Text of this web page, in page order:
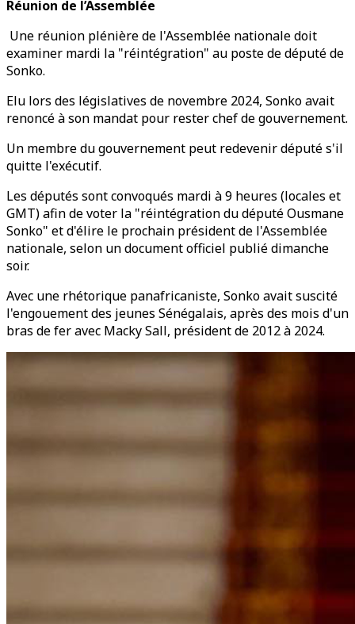
Réunion de l’Assemblée
Une réunion plénière de l'Assemblée nationale doit
examiner mardi la "réintégration" au poste de député de
Sonko.
Elu lors des législatives de novembre 2024, Sonko avait
renoncé à son mandat pour rester chef de gouvernement.
Un membre du gouvernement peut redevenir député s'il
quitte l'exécutif.
Les députés sont convoqués mardi à 9 heures (locales et
GMT) afin de voter la "réintégration du député Ousmane
Sonko" et d'élire le prochain président de l'Assemblée
nationale, selon un document officiel publié dimanche
soir.
Avec une rhétorique panafricaniste, Sonko avait suscité
l'engouement des jeunes Sénégalais, après des mois d'un
bras de fer avec Macky Sall, président de 2012 à 2024.